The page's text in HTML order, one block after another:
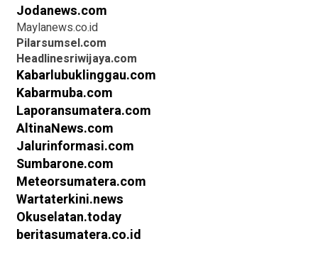
Jodanews.com
Maylanews.co.id
Pilarsumsel.com
Headlinesriwijaya.com
Kabarlubuklinggau.com
Kabarmuba.com
Laporansumatera.com
AltinaNews.com
Jalurinformasi.com
Sumbarone.com
Meteorsumatera.com
Wartaterkini.news
Okuselatan.today
beritasumatera.co.id